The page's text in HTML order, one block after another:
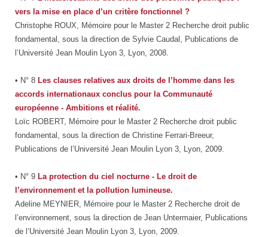
vers la mise en place d’un critère fonctionnel ?
Christophe ROUX, Mémoire pour le Master 2 Recherche droit public
fondamental, sous la direction de Sylvie Caudal, Publications de
l’Université Jean Moulin Lyon 3, Lyon, 2008.
• N° 8 Les clauses relatives aux droits de l’homme dans les
accords internationaux conclus pour la Communauté
européenne - Ambitions et réalité.
Loïc ROBERT, Mémoire pour le Master 2 Recherche droit public
fondamental, sous la direction de Christine Ferrari-Breeur,
Publications de l’Université Jean Moulin Lyon 3, Lyon, 2009.
• N° 9 La protection du ciel nocturne - Le droit de
l’environnement et la pollution lumineuse.
Adeline MEYNIER, Mémoire pour le Master 2 Recherche droit de
l’environnement, sous la direction de Jean Untermaier, Publications
de l’Université Jean Moulin Lyon 3, Lyon, 2009.